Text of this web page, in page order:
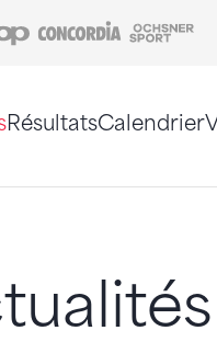
Coop
RésultatsCalendrier